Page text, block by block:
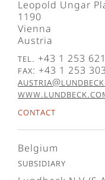
Leopold Ungar
1190
Vienna
Austria
Tel. +43 1 253
Fax: +43 1 253
Contact
Belgium
Subsidiary